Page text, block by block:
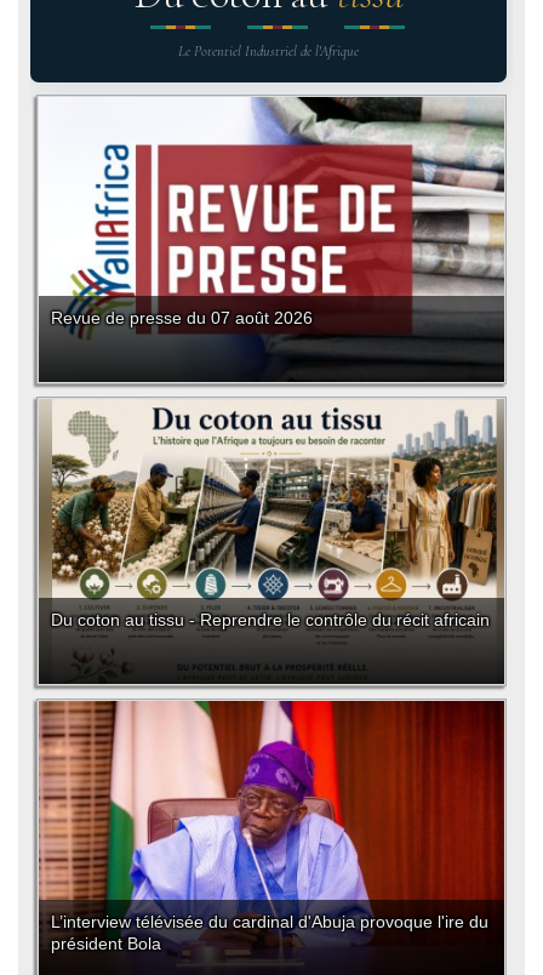
Le Potentiel Industriel de l'Afrique
Revue de presse du 07 août 2026
Du coton au tissu - Reprendre le contrôle du récit africain
L’interview télévisée du cardinal d'Abuja provoque l'ire du
président Bola